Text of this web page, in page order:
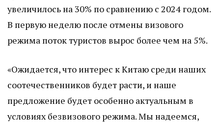
увеличилось на 30% по сравнению с 2024 годом.
В первую неделю после отмены визового
режима поток туристов вырос более чем на 5%.
«Ожидается, что интерес к Китаю среди наших
соотечественников будет расти, и наше
предложение будет особенно актуальным в
условиях безвизового режима. Мы надеемся,